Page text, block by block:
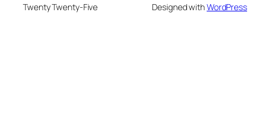
Twenty Twenty-Five Designed withWordPress